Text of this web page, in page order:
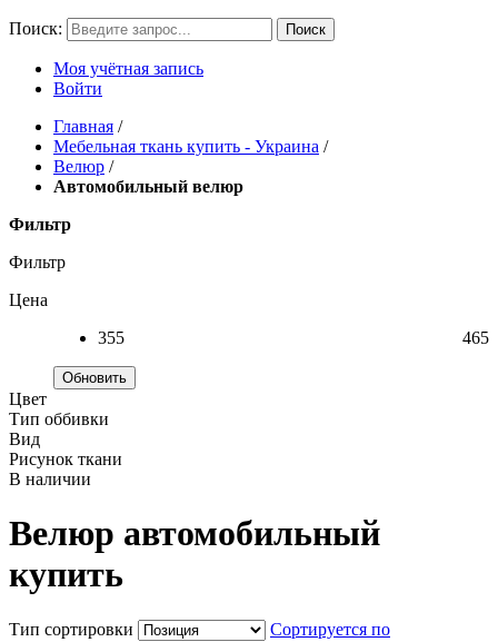
Поиск: Поиск
Моя учётная запись
Войти
Главная /
Мебельная ткань купить - Украина /
Велюр /
Автомобильный велюр
Фильтр
Фильтр
Цена
355
465
Обновить
Цвет
Тип оббивки
Вид
Рисунок ткани
В наличии
Велюр автомобильный
купить
Тип сортировки
Сортируется по